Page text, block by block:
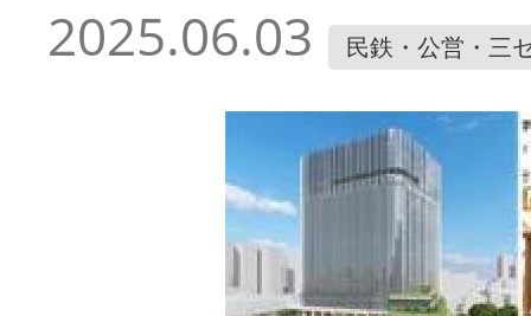
2025.06.03 民鉄・公営・三